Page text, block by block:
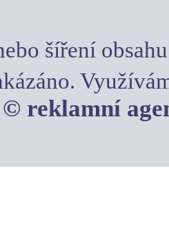
šíření
© reklamní